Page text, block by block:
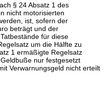
§ 24 Absatz 1 des
nicht motorisierten
ist, sofern der
beträgt und der
für diese
um die Hälfte zu
1 ermäßigte Regelsatz
nur festgesetzt
Verwarnungsgeld nicht erteilt